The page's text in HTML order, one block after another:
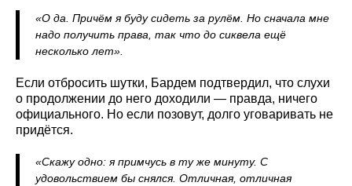
«О да. Причём я буду сидеть за рулём. Но сначала мне
надо получить права, так что до сиквела ещё
несколько лет».
Если отбросить шутки, Бардем подтвердил, что слухи
о продолжении до него доходили — правда, ничего
официального. Но если позовут, долго уговаривать не
придётся.
«Скажу одно: я примчусь в ту же минуту. С
удовольствием бы снялся. Отличная, отличная